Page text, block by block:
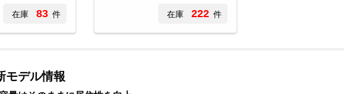
在庫 83 件 在庫 222 件
モデル情報